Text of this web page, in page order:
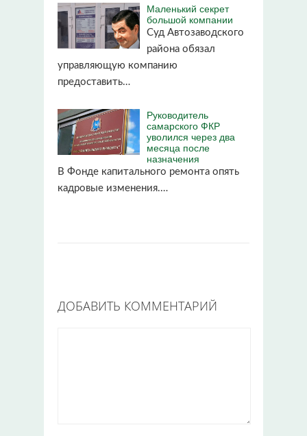
Маленький секрет
большой компании
Суд Автозаводского
района обязал
управляющую компанию
предоставить…
Руководитель
самарского ФКР
уволился через два
месяца после
назначения
В Фонде капитального ремонта опять
кадровые изменения.…
ДОБАВИТЬ КОММЕНТАРИЙ